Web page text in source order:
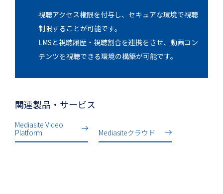
視聴アクセス権限を付与し、セキュアな環境で視聴
制限することが可能です。
LMSと視聴履歴・視聴割合を連携をさせ、動画コン
テンツを視聴できる環境の構築が可能です。
関連製品・サービス
Mediasite Video
Platform
Mediasiteクラウド